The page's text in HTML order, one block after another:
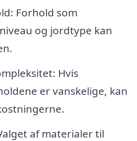
Forhold som
og jordtype kan
Hvis
er vanskelige, kan
af materialer til